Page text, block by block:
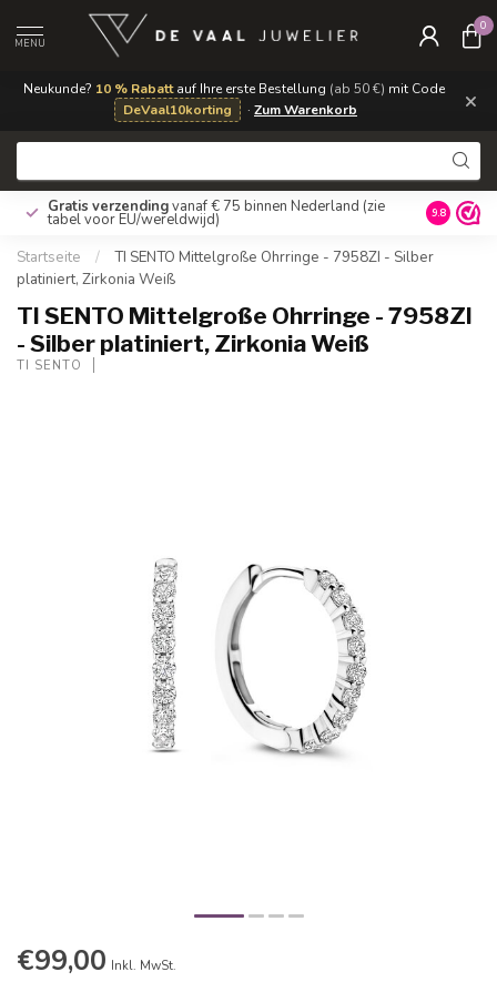
Neukunde? 10 % Rabattauf Ihre erste Bestellung (ab 50 €) mit Code
DeVaal10korting
· Zum Warenkorb ×
MENU
0
Gratis verzendingvanaf € 75 binnen Nederland (zie
tabel voor EU/wereldwijd) 9.8
Startseite /
TI SENTO Mittelgroße Ohrringe - 7958ZI - Silber
platiniert, Zirkonia Weiß
TI SENTO Mittelgroße Ohrringe - 7958ZI
- Silber platiniert, Zirkonia Weiß
TI SENTO
€99,00 Inkl. MwSt.